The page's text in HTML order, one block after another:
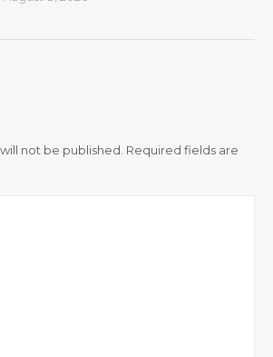
not be published. Required fields are